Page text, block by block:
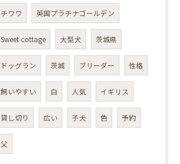
チワワ 英国プラチナゴールデン
Sweet cottage 大型犬 茨城県
ドッグラン 茨城 ブリーダー 性格
飼いやすい 白 人気 イギリス
貸し切り 広い 子犬 色 予約
父